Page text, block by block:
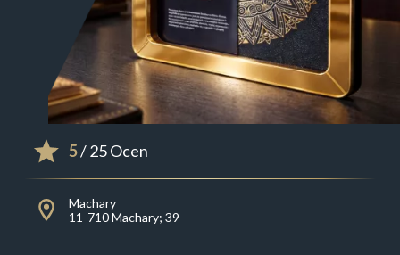
5/ 25 Ocen
Machary
11-710 Machary; 39